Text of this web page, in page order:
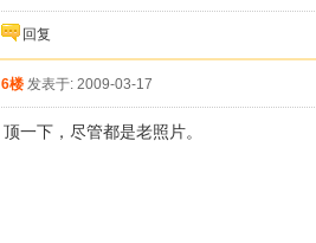
回复
6楼 发表于: 2009-03-17
顶一下，尽管都是老照片。